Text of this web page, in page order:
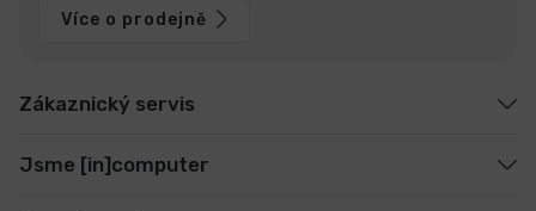
Více o prodejně
Zákaznický servis
Jsme [in]computer